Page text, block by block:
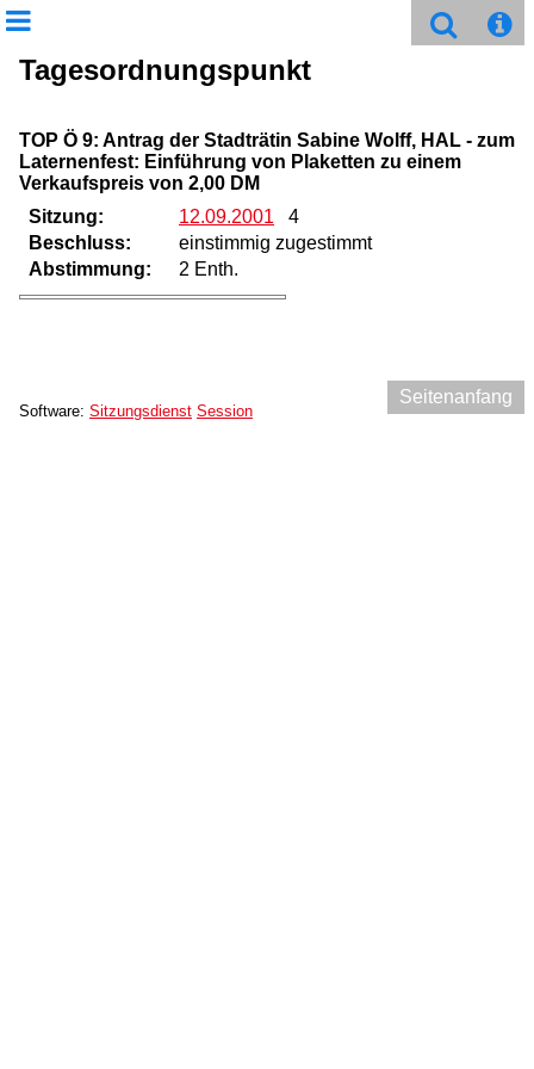
Tagesordnungspunkt
TOP Ö 9: Antrag der Stadträtin Sabine Wolff, HAL - zum
Laternenfest: Einführung von Plaketten zu einem
Verkaufspreis von 2,00 DM
Sitzung:
12.09.2001 4
Beschluss:
einstimmig zugestimmt
Abstimmung:
2 Enth.
Seitenanfang
Software: Sitzungsdienst Session